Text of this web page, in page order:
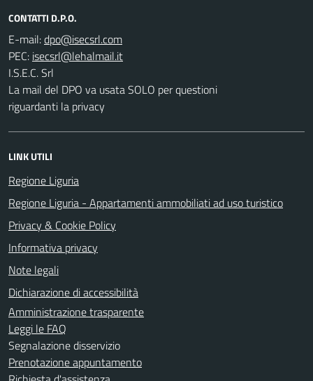
CONTATTI D.P.O.
E-mail:
PEC:
I.S.E.C. Srl
La mail del DPO va usata SOLO per questioni
riguardanti la privacy
LINK UTILI
Regione Liguria
Regione Liguria - Appartamenti ammobiliati ad uso turistico
Privacy & Cookie Policy
Informativa privacy
Note legali
Dichiarazione di accessibilità
Amministrazione trasparente
Leggi le FAQ
Segnalazione disservizio
Prenotazione appuntamento